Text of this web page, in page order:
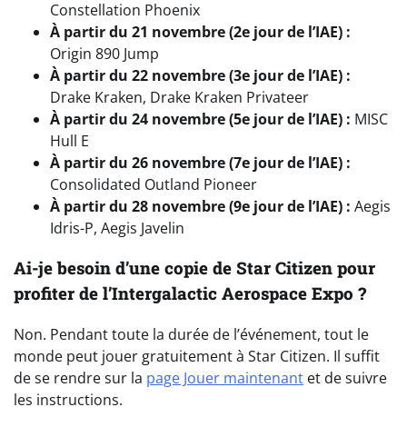
Constellation Phoenix
À partir du 21 novembre (2e jour de l’IAE) :
Origin 890 Jump
À partir du 22 novembre (3e jour de l’IAE) :
Drake Kraken, Drake Kraken Privateer
À partir du 24 novembre (5e jour de l’IAE) : MISC
Hull E
À partir du 26 novembre (7e jour de l’IAE) :
Consolidated Outland Pioneer
À partir du 28 novembre (9e jour de l’IAE) : Aegis
Idris-P, Aegis Javelin
Ai-je besoin d’une copie de Star Citizen pour
profiter de l’Intergalactic Aerospace Expo ?
Non. Pendant toute la durée de l’événement, tout le
monde peut jouer gratuitement à Star Citizen. Il suffit
de se rendre sur la page Jouer maintenant et de suivre
les instructions.